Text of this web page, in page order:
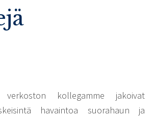
kollegamme jakoivat
havaintoa suorahaun ja